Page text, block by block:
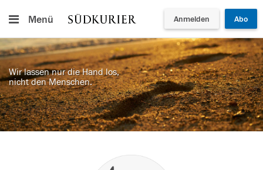
Menü Anmelden Abo
Wir lassen nur die Hand los,
nicht den Menschen.